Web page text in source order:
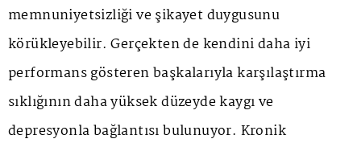
memnuniyetsizliği ve şikayet duygusunu
körükleyebilir. Gerçekten de kendini daha iyi
performans gösteren başkalarıyla karşılaştırma
sıklığının daha yüksek düzeyde kaygı ve
depresyonla bağlantısı bulunuyor. Kronik